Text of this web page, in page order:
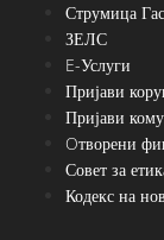
Струмица Гас
ЗЕЛС
E-Услуги
Пријави
Пријави
Oтворени
Совет за
Кодекс на